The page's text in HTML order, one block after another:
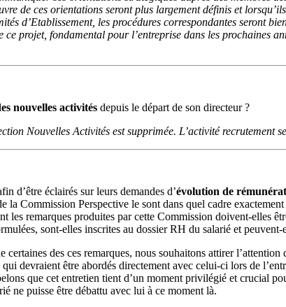
de ces orientations seront plus largement définis et
d’Etablissement, les procédures correspondantes seront
projet, fondamental pour l’entreprise dans les prochaines
nouvelles activités depuis le départ de son directeur ?
Nouvelles Activités est supprimée. L’activité
d’être éclairés sur leurs demandes d’évolution de
la Commission Perspective le sont dans quel cadre exactement
les remarques produites par cette Commission doivent-elles
sont-elles inscrites au dossier RH du salarié et
certaines des ces remarques, nous souhaitons attirer
devraient être abordés directement avec celui-ci lors de
que cet entretien tient d’un moment privilégié et crucial
ne puisse être débattu avec lui à ce moment là.